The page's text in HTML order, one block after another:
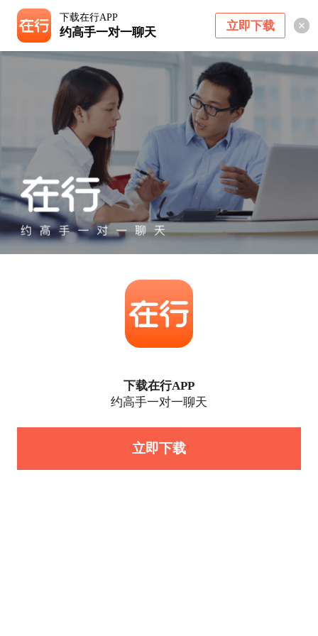
下载在行APP
约高手一对一聊天 立即下载
下载在行APP
约高手一对一聊天
立即下载